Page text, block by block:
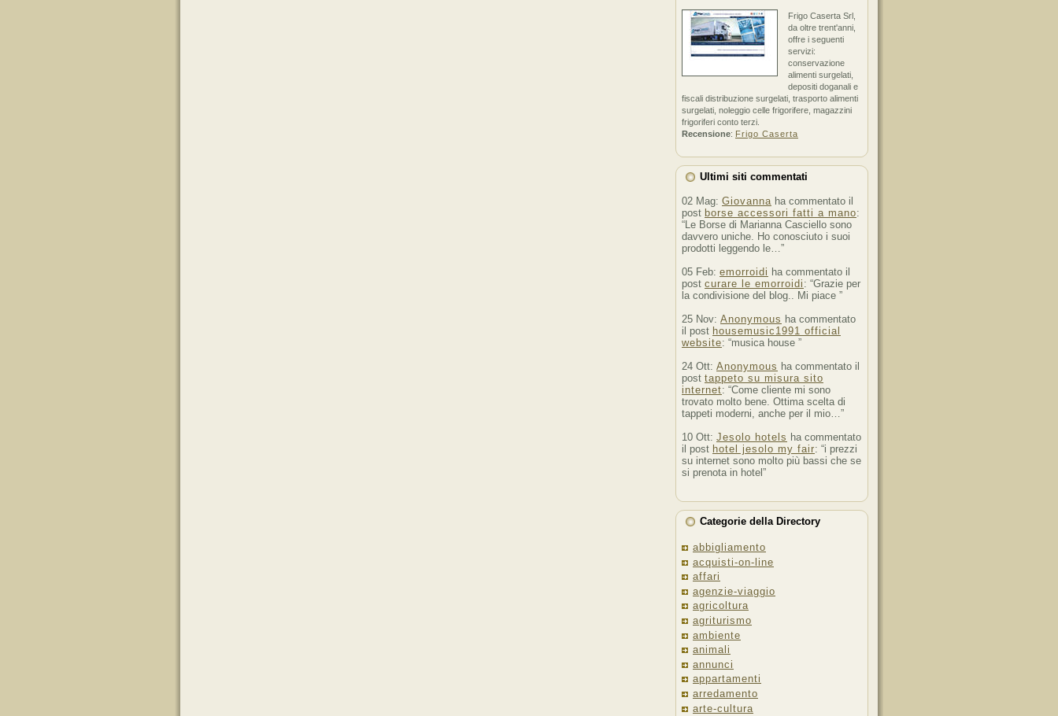
Frigo Caserta Srl,
da oltre trent'anni,
offre i seguenti
servizi:
conservazione
alimenti surgelati,
depositi doganali e
fiscali distribuzione surgelati, trasporto alimenti
surgelati, noleggio celle frigorifere, magazzini
frigoriferi conto terzi.
Recensione: Frigo Caserta
Ultimi siti commentati
02 Mag: Giovanna ha commentato il
post borse accessori fatti a mano:
“Le Borse di Marianna Casciello sono
davvero uniche. Ho conosciuto i suoi
prodotti leggendo le…”
05 Feb: emorroidi ha commentato il
post curare le emorroidi : “Grazie per
la condivisione del blog.. Mi piace ”
25 Nov: Anonymous ha commentato
il post housemusic1991 official
website: “musica house ”
24 Ott: Anonymous ha commentato il
post tappeto su misura sito
internet: “Come cliente mi sono
trovato molto bene. Ottima scelta di
tappeti moderni, anche per il mio…”
10 Ott: Jesolo hotels ha commentato
il post hotel jesolo my fair: “i prezzi
su internet sono molto più bassi che se
si prenota in hotel”
Categorie della Directory
abbigliamento
acquisti-on-line
affari
agenzie-viaggio
agricoltura
agriturismo
ambiente
animali
annunci
appartamenti
arredamento
arte-cultura